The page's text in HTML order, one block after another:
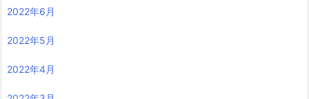
2022年6月
2022年5月
2022年4月